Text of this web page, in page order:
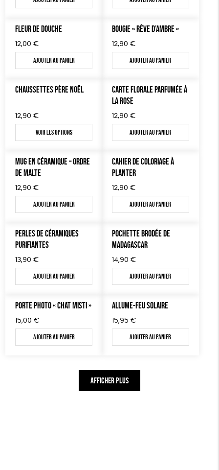
FLEUR DE DOUCHE
12,00 €
Ajouter au panier
BOUGIE « RÊVE D’AMBRE »
12,90 €
Ajouter au panier
CHAUSSETTES PÈRE NOËL
12,90 €
Voir les options
CARTE FLORALE PARFUMÉE À
LA ROSE
12,90 €
Ajouter au panier
MUG EN CÉRAMIQUE – ORDRE
DE MALTE
12,90 €
Ajouter au panier
CAHIER DE COLORIAGE À
PLANTER
12,90 €
Ajouter au panier
PERLES DE CÉRAMIQUES
PURIFIANTES
13,90 €
Ajouter au panier
POCHETTE BRODÉE DE
MADAGASCAR
14,90 €
Ajouter au panier
PORTE PHOTO « CHAT MISTI »
15,00 €
Ajouter au panier
ALLUME-FEU SOLAIRE
15,95 €
Ajouter au panier
AFFICHER PLUS